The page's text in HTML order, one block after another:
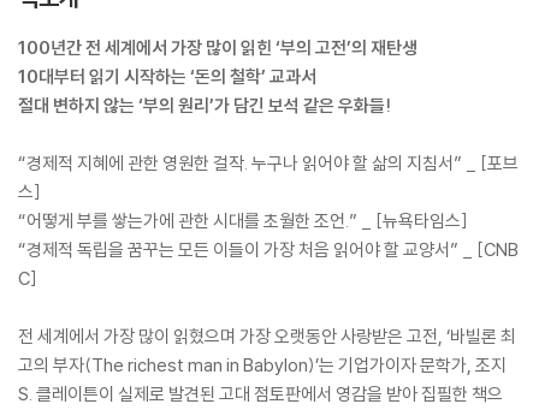
100년간 전 세계에서 가장 많이 읽힌 ‘부의 고전’의 재탄생
10대부터 읽기 시작하는 ‘돈의 철학’ 교과서
절대 변하지 않는 ‘부의 원리’가 담긴 보석 같은 우화들!
“경제적 지혜에 관한 영원한 걸작. 누구나 읽어야 할 삶의 지침서” _ [포브
스]
“어떻게 부를 쌓는가에 관한 시대를 초월한 조언.” _ [뉴욕타임스]
“경제적 독립을 꿈꾸는 모든 이들이 가장 처음 읽어야 할 교양서” _ [CNB
C]
전 세계에서 가장 많이 읽혔으며 가장 오랫동안 사랑받은 고전, ‘바빌론 최
고의 부자(The richest man in Babylon)’는 기업가이자 문학가, 조지
S. 클레이튼이 실제로 발견된 고대 점토판에서 영감을 받아 집필한 책으